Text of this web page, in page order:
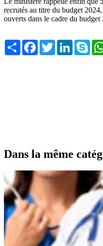
recrutés au titre du budget
ouverts dans le cadre du budget
Share FacebookTwitterLinkedIn
Dans la même